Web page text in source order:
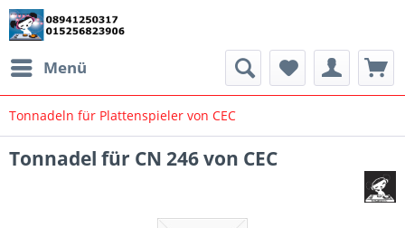
Menü
Tonnadeln für Plattenspieler von CEC
Tonnadel für CN 246 von CEC